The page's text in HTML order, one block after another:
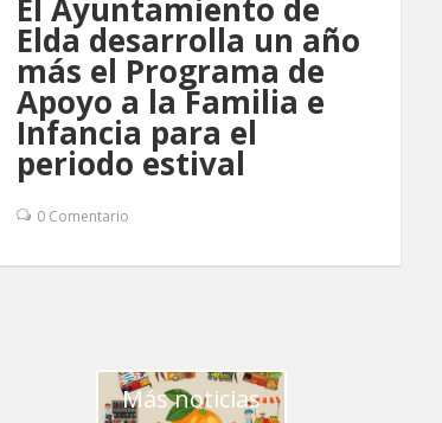
El Ayuntamiento de
Elda desarrolla un año
más el Programa de
Apoyo a la Familia e
Infancia para el
periodo estival
0 Comentario
Más noticias